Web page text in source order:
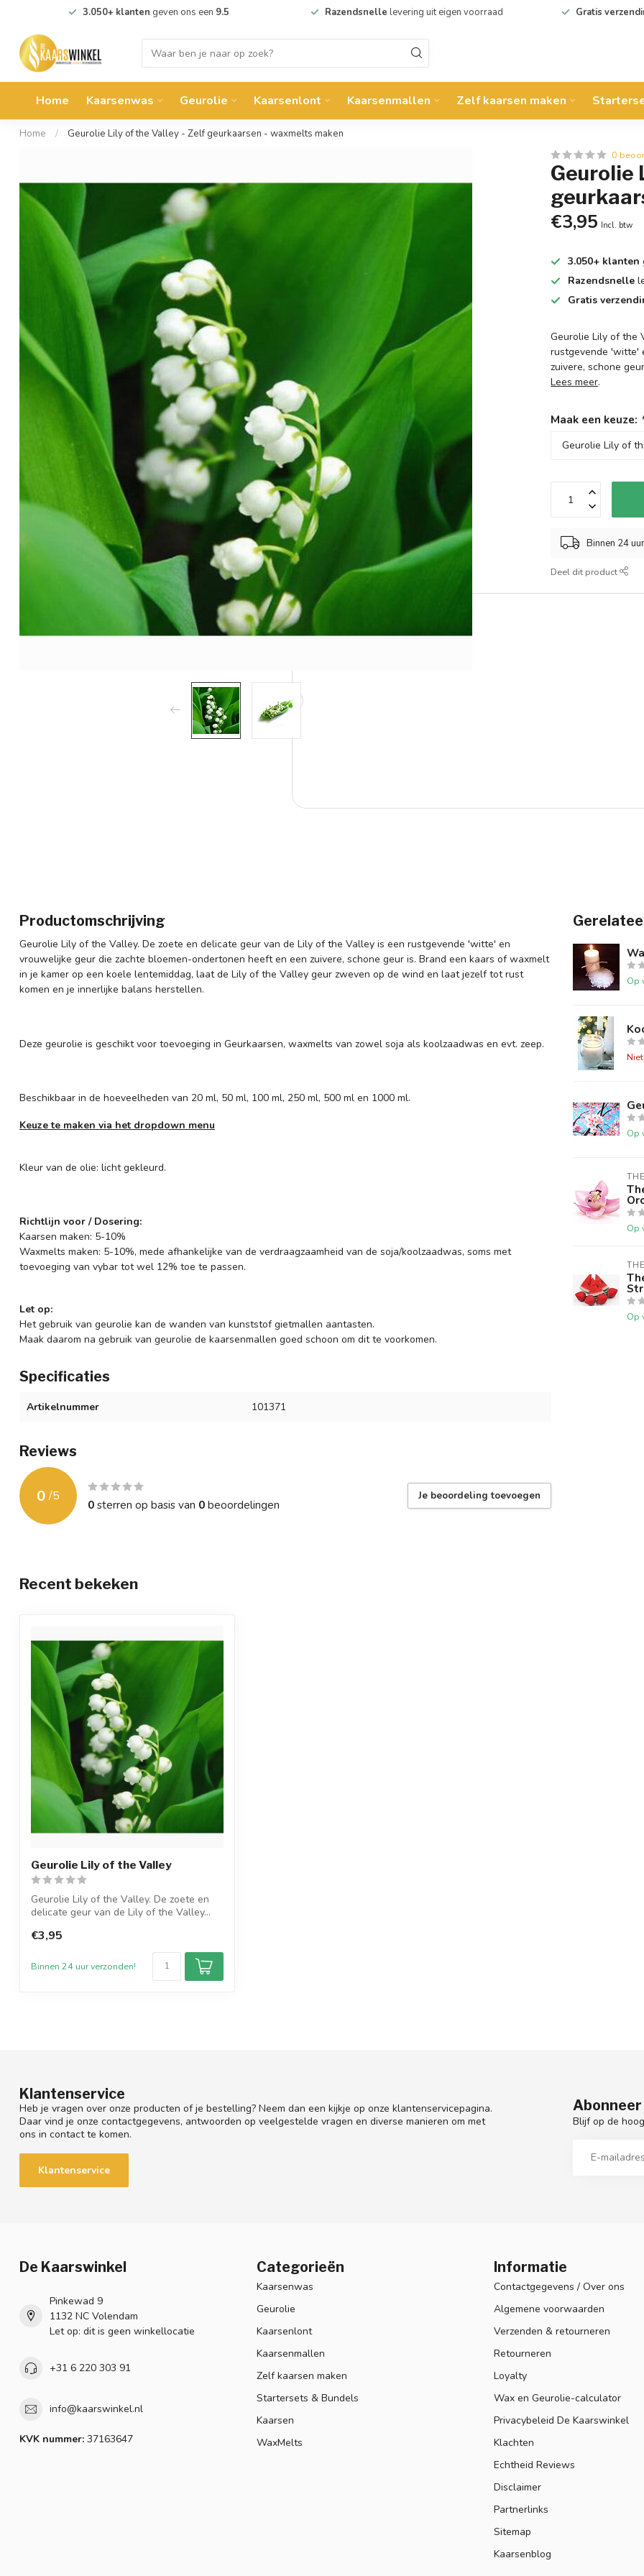
3.050+ klanten geven ons een 9.5 Razendsnelle levering uit eigen voorraad Gratis
Home Kaarsenwas Geurolie Kaarsenlont Kaarsenmallen Zelf kaarsen maken
Home / Geurolie Lily of the Valley - Zelf geurkaarsen - waxmelts maken
0
Geurolie
€3,95 Incl. btw
3.050+ klanten
Razendsnelle
Gratis
Geurolie Lily of the
rustgevende 'witte'
zuivere, schone
Lees meer.
Maak een keuze:
Binnen 24
Deel dit product
Productomschrijving
Geurolie Lily of the Valley. De zoete en delicate geur van de Lily of the Valley is een rustgevende 'witte' en
vrouwelijke geur die zachte bloemen-ondertonen heeft en een zuivere, schone geur is. Brand een kaars of waxmelt
in je kamer op een koele lentemiddag, laat de Lily of the Valley geur zweven op de wind en laat jezelf tot rust
komen en je innerlijke balans herstellen.
Deze geurolie is geschikt voor toevoeging in Geurkaarsen, waxmelts van zowel soja als koolzaadwas en evt. zeep.
Beschikbaar in de hoeveelheden van 20 ml, 50 ml, 100 ml, 250 ml, 500 ml en 1000 ml.
Keuze te maken via het dropdown menu
Kleur van de olie: licht gekleurd.
Richtlijn voor / Dosering:
Kaarsen maken: 5-10%
Waxmelts maken: 5-10%, mede afhankelijke van de verdraagzaamheid van de soja/koolzaadwas, soms met
toevoeging van vybar tot wel 12% toe te passen.
Let op:
Het gebruik van geurolie kan de wanden van kunststof gietmallen aantasten.
Maak daarom na gebruik van geurolie de kaarsenmallen goed schoon om dit te voorkomen.
Specificaties
Artikelnummer 101371
Reviews
0 /5
0sterren op basis van 0beoordelingen
Je beoordeling toevoegen
Op
Op
Op
Op
Recent bekeken
Geurolie Lily of the Valley
Geurolie Lily of the Valley. De zoete en
delicate geur van de Lily of the Valley...
€3,95
Binnen 24 uur verzonden!
Klantenservice
Heb je vragen over onze producten of je bestelling? Neem dan een kijkje op onze klantenservicepagina.
Daar vind je onze contactgegevens, antwoorden op veelgestelde vragen en diverse manieren om met
ons in contact te komen.
Klantenservice
Blijf op de
De Kaarswinkel
Pinkewad 9
1132 NC Volendam
Let op: dit is geen winkellocatie
+31 6 220 303 91
info@kaarswinkel.nl
KVK nummer: 37163647
Categorieën
Kaarsenwas
Geurolie
Kaarsenlont
Kaarsenmallen
Zelf kaarsen maken
Startersets & Bundels
Kaarsen
WaxMelts
Informatie
Contactgegevens / Over ons
Algemene voorwaarden
Verzenden & retourneren
Retourneren
Loyalty
Wax en Geurolie-calculator
Privacybeleid De Kaarswinkel
Klachten
Echtheid Reviews
Disclaimer
Partnerlinks
Sitemap
Kaarsenblog